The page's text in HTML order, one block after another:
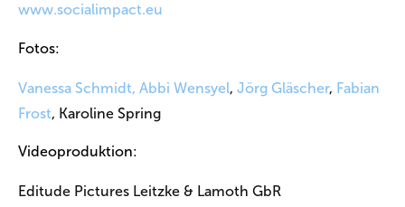
www.socialimpact.eu
Fotos:
Vanessa Schmidt, Abbi Wensyel, Jörg Gläscher, Fabian
Frost, Karoline Spring
Videoproduktion:
Editude Pictures Leitzke & Lamoth GbR